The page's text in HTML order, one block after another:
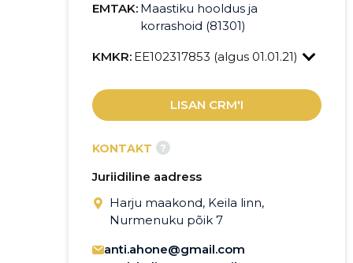
EMTAK: Maastiku hooldus ja
korrashoid (81301)
KMKR: EE102317853 (algus 01.01.21)
LISAN CRM'I
KONTAKT ?
Juriidiline aadress
Harju maakond, Keila linn,
Nurmenuku põik 7
anti.ahone@gmail.com